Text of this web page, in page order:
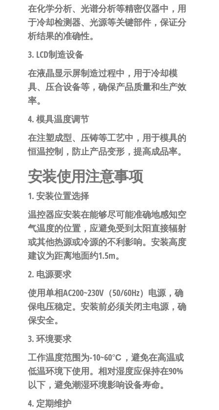
在化学分析、光谱分析等精密仪器中，用
于冷却检测器、光源等关键部件，保证分
析结果的准确性。
3. LCD制造设备
在液晶显示屏制造过程中，用于冷却模
具、压合设备等，确保产品质量和生产效
率。
4. 模具温度调节
在注塑成型、压铸等工艺中，用于模具的
恒温控制，防止产品变形，提高成品率。
安装使用注意事项
1. 安装位置选择
温控器应安装在能够尽可能准确地感知空
气温度的位置，应避免受到太阳直接辐射
或其他热源或冷源的不利影响。安装高度
建议为距离地面约1.5m。
2. 电源要求
使用单相AC200~230V（50/60Hz）电源，确
保电压稳定。安装前必须关闭主电源，确
保安全。
3. 环境要求
工作温度范围为-10~60℃，避免在高温或
低温环境下使用。相对湿度应保持在90%
以下，避免潮湿环境影响设备寿命。
4. 定期维护